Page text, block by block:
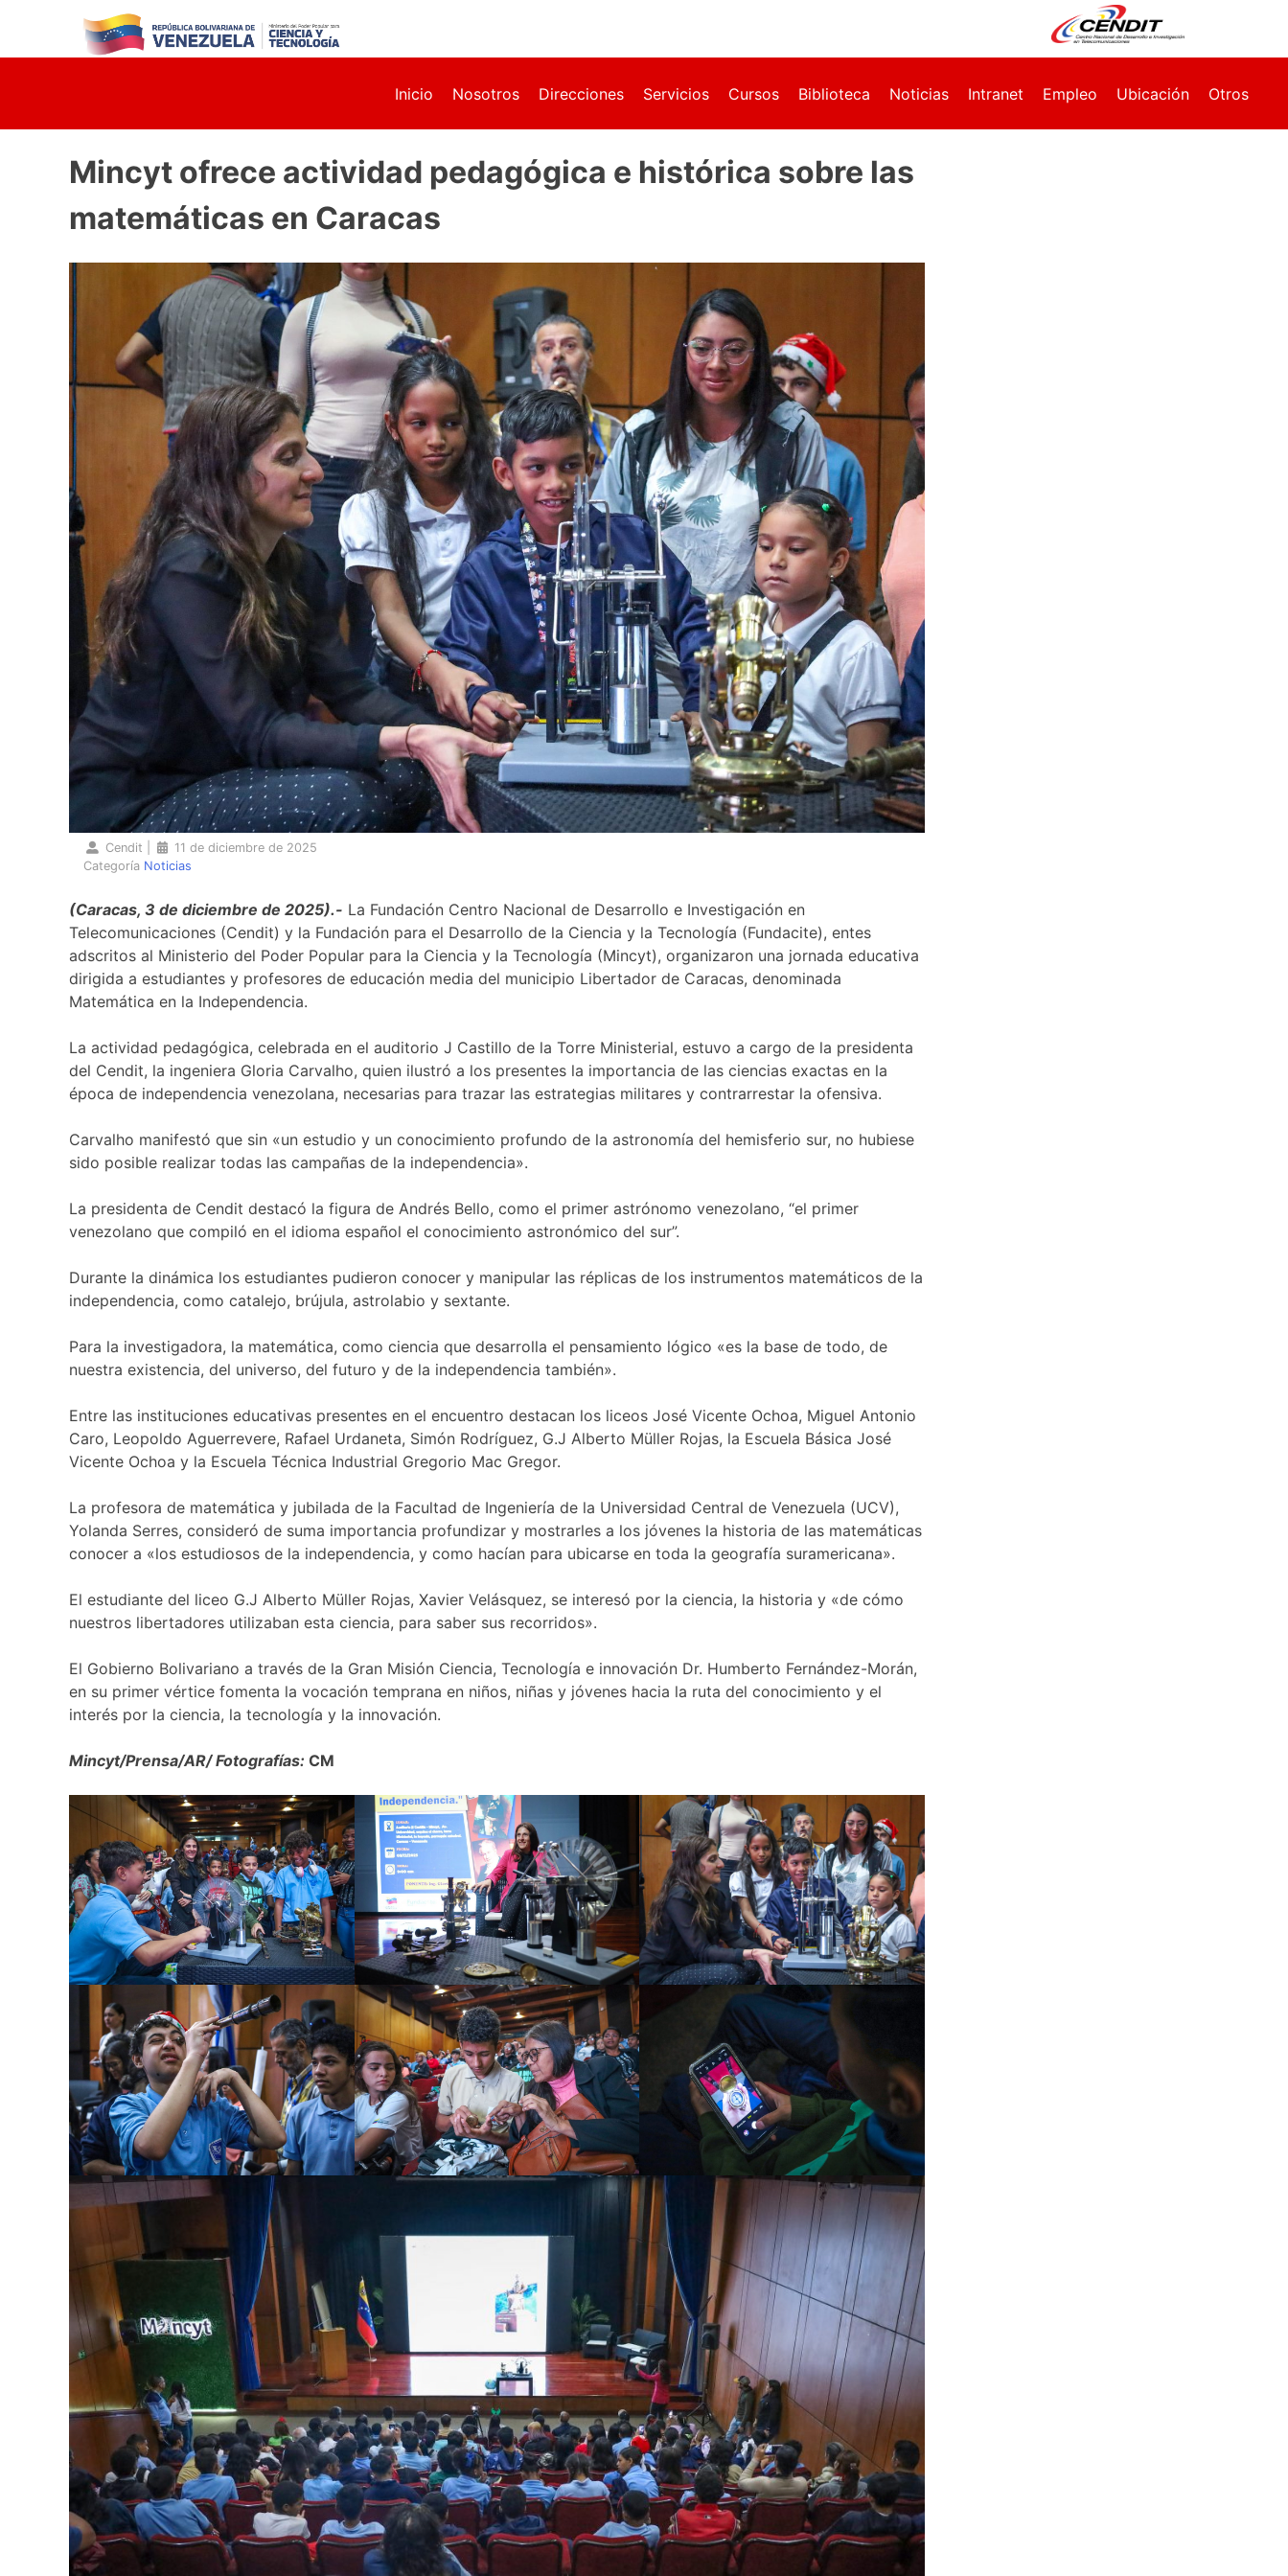
content
Inicio
Nosotros Direcciones Servicios Cursos Biblioteca Noticias Intranet Empleo Ubicación Otros
Mincyt ofrece actividad pedagógica e histórica sobre las
matemáticas en Caracas
Cendit
11 de diciembre de 2025
Categoría Noticias
(Caracas, 3 de diciembre de 2025).- La Fundación Centro Nacional de Desarrollo e Investigación en
Telecomunicaciones (Cendit) y la Fundación para el Desarrollo de la Ciencia y la Tecnología (Fundacite), entes
adscritos al Ministerio del Poder Popular para la Ciencia y la Tecnología (Mincyt), organizaron una jornada educativa
dirigida a estudiantes y profesores de educación media del municipio Libertador de Caracas, denominada
Matemática en la Independencia.
La actividad pedagógica, celebrada en el auditorio J Castillo de la Torre Ministerial, estuvo a cargo de la presidenta
del Cendit, la ingeniera Gloria Carvalho, quien ilustró a los presentes la importancia de las ciencias exactas en la
época de independencia venezolana, necesarias para trazar las estrategias militares y contrarrestar la ofensiva.
Carvalho manifestó que sin «un estudio y un conocimiento profundo de la astronomía del hemisferio sur, no hubiese
sido posible realizar todas las campañas de la independencia».
La presidenta de Cendit destacó la figura de Andrés Bello, como el primer astrónomo venezolano, “el primer
venezolano que compiló en el idioma español el conocimiento astronómico del sur”.
Durante la dinámica los estudiantes pudieron conocer y manipular las réplicas de los instrumentos matemáticos de la
independencia, como catalejo, brújula, astrolabio y sextante.
Para la investigadora, la matemática, como ciencia que desarrolla el pensamiento lógico «es la base de todo, de
nuestra existencia, del universo, del futuro y de la independencia también».
Entre las instituciones educativas presentes en el encuentro destacan los liceos José Vicente Ochoa, Miguel Antonio
Caro, Leopoldo Aguerrevere, Rafael Urdaneta, Simón Rodríguez, G.J Alberto Müller Rojas, la Escuela Básica José
Vicente Ochoa y la Escuela Técnica Industrial Gregorio Mac Gregor.
La profesora de matemática y jubilada de la Facultad de Ingeniería de la Universidad Central de Venezuela (UCV),
Yolanda Serres, consideró de suma importancia profundizar y mostrarles a los jóvenes la historia de las matemáticas
conocer a «los estudiosos de la independencia, y como hacían para ubicarse en toda la geografía suramericana».
El estudiante del liceo G.J Alberto Müller Rojas, Xavier Velásquez, se interesó por la ciencia, la historia y «de cómo
nuestros libertadores utilizaban esta ciencia, para saber sus recorridos».
El Gobierno Bolivariano a través de la Gran Misión Ciencia, Tecnología e innovación Dr. Humberto Fernández-Morán,
en su primer vértice fomenta la vocación temprana en niños, niñas y jóvenes hacia la ruta del conocimiento y el
interés por la ciencia, la tecnología y la innovación.
Mincyt/Prensa/AR/ Fotografías: CM